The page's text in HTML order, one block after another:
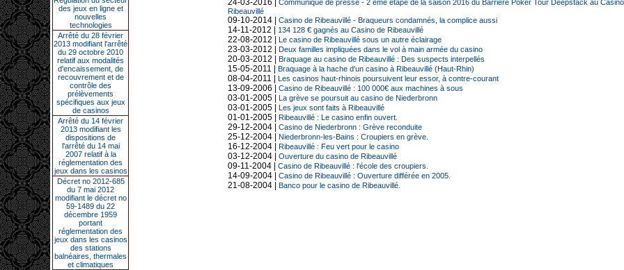
des jeux en ligne et
nouvelles
technologies
Arrêté du 28 février
2013 modifiant l'arrêté
du 29 octobre 2010
relatif aux modalités
d'encaissement, de
recouvrement et de
contrôle des
prélèvements
spécifiques aux jeux
de casinos
Arrêté du 14 février
2013 modifiant les
dispositions de
l'arrêté du 14 mai
2007 relatif à la
réglementation des
jeux dans les casinos
Décret no 2012-685
du 7 mai 2012
modifiant le décret no
59-1489 du 22
décembre 1959
portant
réglementation des
jeux dans les casinos
des stations
balnéaires, thermales
et climatiques
24-03-2016 |
Communiqué de presse - 2 ème étape de la saison 2016 du Barrière Poker Tour Deepstack au
Ribeauvillé
09-10-2014 | Casino de Ribeauvillé - Braqueurs condamnés, la complice aussi
14-11-2012 | 134 128 € gagnés au Casino de Ribeauvillé
22-08-2012 | Le casino de Ribeauvillé sous un autre éclairage
23-03-2012 | Deux familles impliquées dans le vol à main armée du casino
20-03-2012 | Braquage au casino de Ribeauvillé : Des suspects interpellés
15-05-2011 | Braquage à la hache d'un casino à Ribeauvillé (Haut-Rhin)
08-04-2011 | Les casinos haut-rhinois poursuivent leur essor, à contre-courant
13-09-2006 | Casino de Ribeauvillé : 100 000€ aux machines à sous
03-01-2005 | La grève se poursuit au casino de Niederbronn
03-01-2005 | Les jeux sont faits à Ribeauvillé
01-01-2005 | Ribeauvillé : Le casino enfin ouvert.
29-12-2004 | Casino de Niederbronn : Grève reconduite
25-12-2004 | Niederbronn-les-Bains : Croupiers en grève.
16-12-2004 | Ribeauvillé : Feu vert pour le casino
03-12-2004 | Ouverture du casino de Ribeauvillé
09-11-2004 | Casino de Ribeauvillé : l'école des croupiers.
14-09-2004 | Casino de Ribeauvillé : Ouverture différée en 2005.
21-08-2004 | Banco pour le casino de Ribeauvillé.